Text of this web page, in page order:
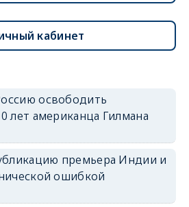
кабинет
освободить
лет американца Гилмана
премьера Индии и
ошибкой